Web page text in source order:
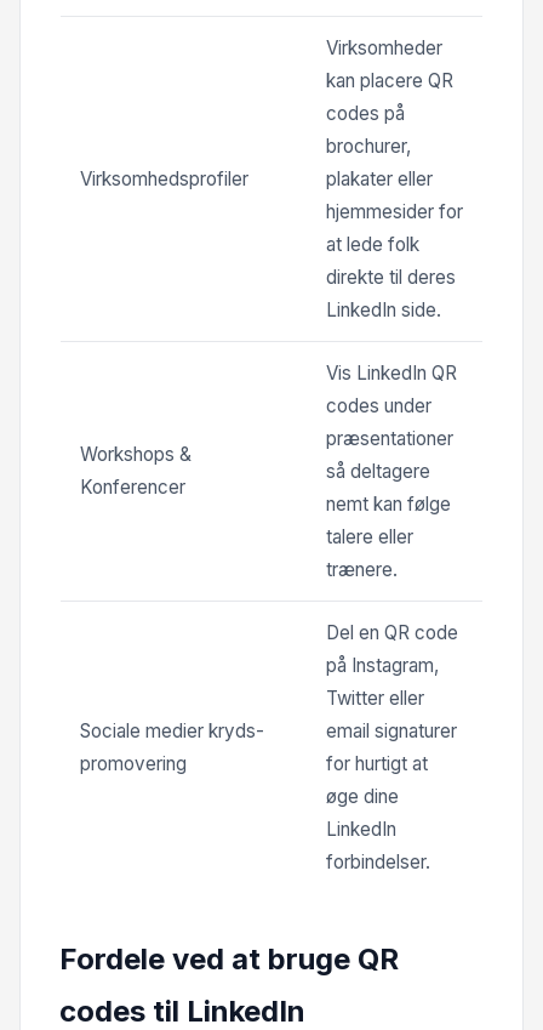
Virksomhedsprofiler
Virksomheder
kan placere QR
codes på
brochurer,
plakater eller
hjemmesider for
at lede folk
direkte til deres
LinkedIn side.
Workshops &
Konferencer
Vis LinkedIn QR
codes under
præsentationer
så deltagere
nemt kan følge
talere eller
trænere.
Sociale medier kryds-
promovering
Del en QR code
på Instagram,
Twitter eller
email signaturer
for hurtigt at
øge dine
LinkedIn
forbindelser.
Fordele ved at bruge QR
codes til LinkedIn